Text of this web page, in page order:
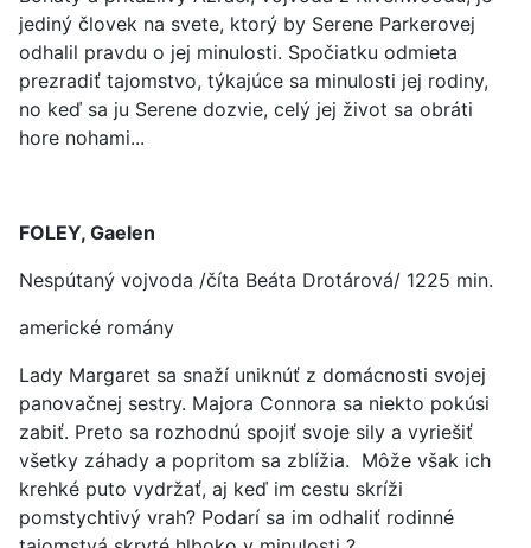
jediný človek na svete, ktorý by Serene Parkerovej
odhalil pravdu o jej minulosti. Spočiatku odmieta
prezradiť tajomstvo, týkajúce sa minulosti jej rodiny,
no keď sa ju Serene dozvie, celý jej život sa obráti
hore nohami...
FOLEY, Gaelen
Nespútaný vojvoda /číta Beáta Drotárová/ 1225 min.
americké romány
Lady Margaret sa snaží uniknúť z domácnosti svojej
panovačnej sestry. Majora Connora sa niekto pokúsi
zabiť. Preto sa rozhodnú spojiť svoje sily a vyriešiť
všetky záhady a popritom sa zblížia. Môže však ich
krehké puto vydržať, aj keď im cestu skríži
pomstychtivý vrah? Podarí sa im odhaliť rodinné